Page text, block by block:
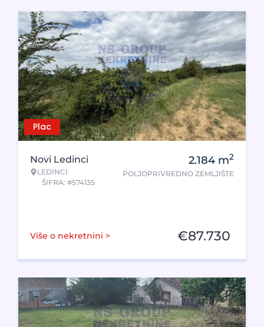
Plac
Novi Ledinci
LEDINCI
ŠIFRA: #574135
2.184 m2
POLJOPRIVREDNO ZEMLJIŠTE
Više o nekretnini > €87.730